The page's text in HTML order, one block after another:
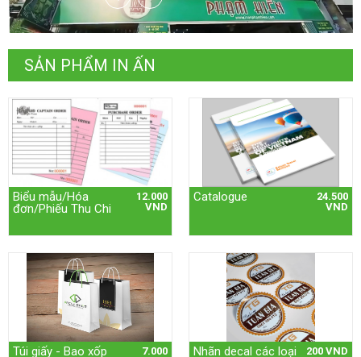
SẢN PHẨM IN ẤN
Biểu mẫu/Hóa
đơn/Phiếu Thu Chi
12.000
VND
Catalogue
24.500
VND
Túi giấy - Bao xốp
7.000
Nhãn decal các loại 200 VND